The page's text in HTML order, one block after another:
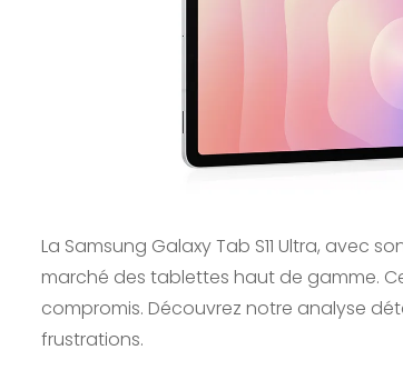
La Samsung Galaxy Tab S11 Ultra, avec
marché des tablettes haut de gamme.
compromis. Découvrez notre analyse
frustrations.